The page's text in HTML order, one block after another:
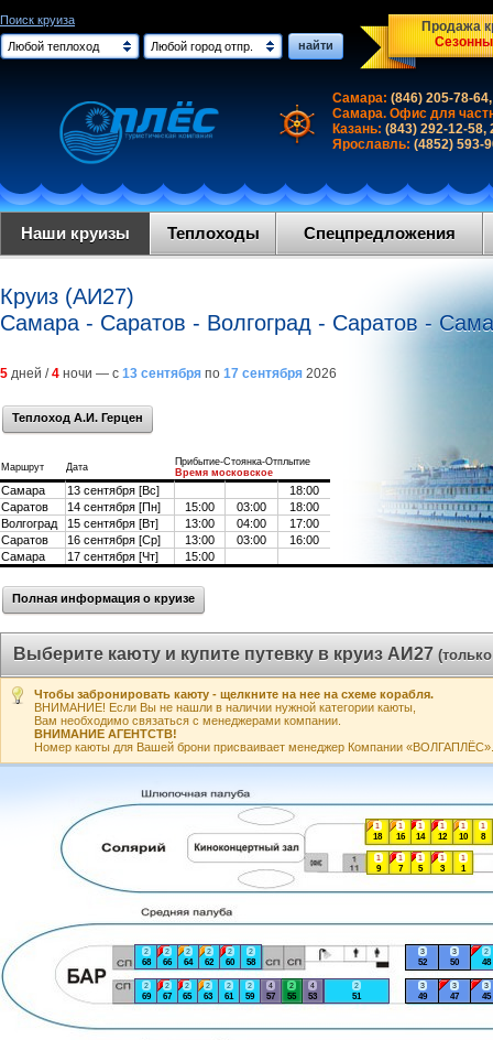
Поиск круиза
Любой теплоход
Любой город отпр. найти
Продажа
Самара: (846) 205-78-
Самара. Офис для
Казань: (843) 292-12-58,
Ярославль: (4852) 593-
Наши круизы Теплоходы Спецпредложения
Круиз (АИ27)
Самара - Саратов - Волгоград - Саратов -
5 дней /4 ночи — с 13 сентября по 17 сентября 2026
Теплоход А.И. Герцен
Маршрут Дата
Прибытие-Стоянка-Отплытие
Время московское
Самара 13 сентября [Вс]
18:00
Саратов
14 сентября [Пн] 15:00 03:00
18:00
Волгоград
15 сентября [Вт] 13:00 04:00
17:00
Саратов
16 сентября [Ср] 13:00 03:00
16:00
Самара
17 сентября [Чт] 15:00
Полная информация о круизе
Выберите каюту и купите путевку в круиз АИ27
Чтобы забронировать каюту - щелкните на нее на схеме корабля.
ВНИМАНИЕ! Если Вы не нашли в наличии нужной категории каюты,
Вам необходимо связаться с менеджерами компании.
ВНИМАНИЕ АГЕНТСТВ!
Номер каюты для Вашей брони присваивает менеджер Компании «ВОЛГАПЛЁС».
1
1
1
10
1
12
1
14
1
16
1
18
1
3
3
45
3
47
2
48
3
49
1
5
3
50
2
51
3
52
4
53
2
55
4
57
2
58
2
59
2
60
2
61
2
62
2
63
2
64
2
65
2
66
2
67
2
68
2
69
1
7
1
8
1
9